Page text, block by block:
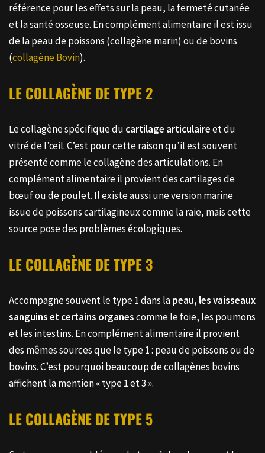
référence pour les effets sur la peau, la fermeté cutanée
et la santé osseuse. En complément alimentaire il est issu
de la peau de poissons (collagène marin) ou de bovins
(collagène Bovin).
LE COLLAGÈNE DE TYPE 2
Le collagène spécifique du cartilage articulaireet du
vitré de l’œil. C’est pour cette raison qu’il est souvent
présenté comme le collagène des articulations. En
complément alimentaire il provient des cartilages de
bœuf ou de poulet. Il existe aussi une version marine
issue de poissons cartilagineux comme la raie, mais cette
source pose des problèmes écologiques.
LE COLLAGÈNE DE TYPE 3
Accompagne souvent le type 1 dans lapeau, les vaisseaux
sanguins et certains organescomme le foie, les poumons
et les intestins. En complément alimentaire il provient
des mêmes sources que le type 1 : peau de poissons ou de
bovins. C’est pourquoi beaucoup de collagènes bovins
affichent la mention « type 1 et 3 ».
LE COLLAGÈNE DE TYPE 5